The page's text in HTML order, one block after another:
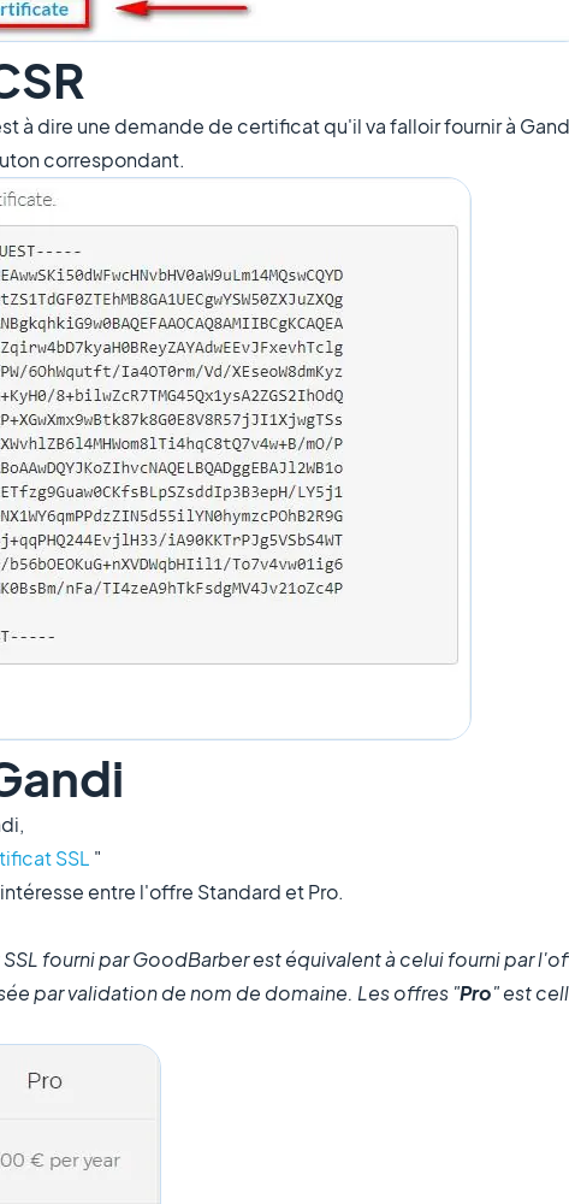
à dire une demande de certificat qu'il va falloir fournir à
correspondant.
SSL "
entre l'offre Standard et Pro.
fourni par GoodBarber est équivalent à celui fourni par
par validation de nom de domaine. Les offres "Pro" est